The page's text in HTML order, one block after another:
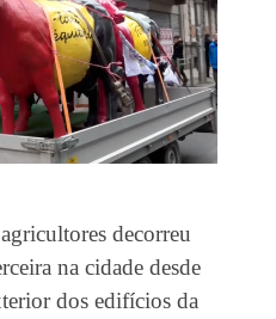
decorreu
na cidade desde
dos edifícios da